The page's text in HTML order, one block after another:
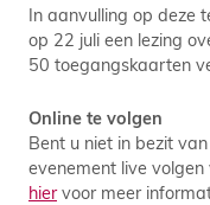
In aanvulling op deze
op 22 juli een lezing
50 toegangskaarten
Online te volgen
Bent u niet in bezit
evenement live volgen
hiervoor meer